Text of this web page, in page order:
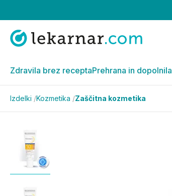
Zdravila brez receptaPrehrana in dopolnila
Izdelki /Kozmetika /Zaščitna kozmetika